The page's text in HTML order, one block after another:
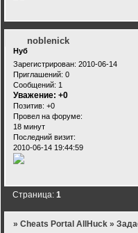
noblenick
Нуб
Зарегистрирован: 2010-06-14
Приглашений: 0
Сообщений: 1
Уважение: +0
Позитив: +0
Провел на форуме:
18 минут
Последний визит:
2010-06-14 19:44:59
Страница:1
»Cheats Portal AllHuck »